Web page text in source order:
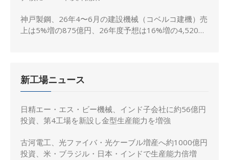
神戸製鋼、26年4〜6月の建設機械（コベルコ建機）売
上は5%増の875億円、26年度予想は16%増の4,520億
新工場ニュース
日精エー・エス・ビー機械、インド子会社に約56億円
投資、第4工場を新設し金型生産能力を増強
古河電工、光ファイバ・光ケーブル増産へ約1000億円
投資、米・ブラジル・日本・インドで生産能力倍増